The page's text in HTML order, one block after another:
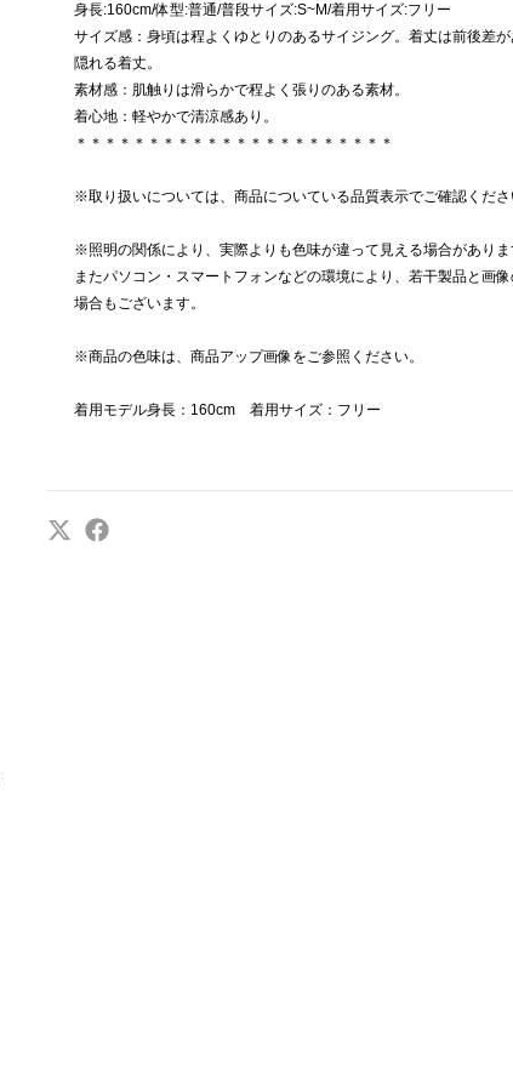
身長:160cm/体型:普通/普段サイズ:S~M/着用サイズ:フリー
サイズ感：身頃は程よくゆとりのあるサイジング。着丈は前後差
隠れる着丈。
素材感：肌触りは滑らかで程よく張りのある素材。
着心地：軽やかで清涼感あり。
＊＊＊＊＊＊＊＊＊＊＊＊＊＊＊＊＊＊＊＊＊＊
※取り扱いについては、商品についている品質表示でご確認くださ
※照明の関係により、実際よりも色味が違って見える場合がありま
またパソコン・スマートフォンなどの環境により、若干製品と画
場合もございます。
※商品の色味は、商品アップ画像をご参照ください。
着用モデル身長：160cm 着用サイズ：フリー